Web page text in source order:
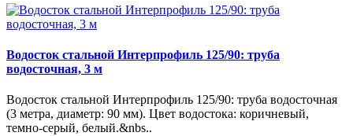
Водосток стальной Интерпрофиль 125/90: труба
водосточная, 3 м
Водосток стальной Интерпрофиль 125/90: труба водосточная
(3 метра, диаметр: 90 мм). Цвет водостока: коричневый,
темно-серый, белый.&nbs..